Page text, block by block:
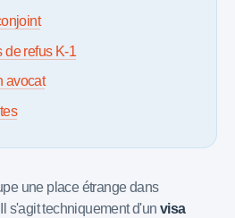
de refus K-1
avocat
une place étrange dans
s'agit techniquement d'un visa